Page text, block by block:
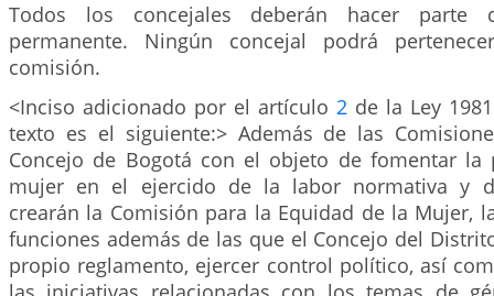
Todos los concejales deberán hacer parte
permanente. Ningún concejal podrá
comisión.
<Inciso adicionado por el artículo 2 de la Ley
texto es el siguiente:> Además de las
Concejo de Bogotá con el objeto de fomentar la
mujer en el ejercido de la labor normativa y
crearán la Comisión para la Equidad de la Mujer,
funciones además de las que el Concejo del
propio reglamento, ejercer control político, así